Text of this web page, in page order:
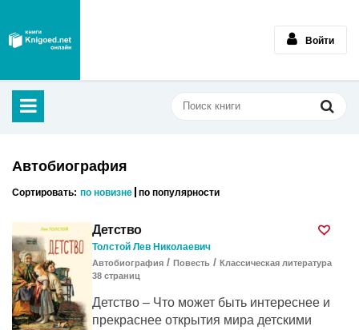
Войти
Автобиография
Сортировать: по новизне по популярности
Детство
Толстой Лев Николаевич
Автобиография / Повесть / Классическая литература
38 cтраниц
Детство – Что может быть интереснее и
прекраснее открытия мира детскими